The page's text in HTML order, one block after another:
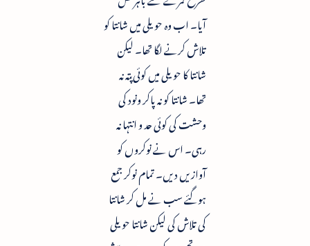
آیا۔ اب وہ حویلی میں شانتا کو
تلاش کرنے لگا تھا۔ لیکن
شانتا کا حویلی میں کوئی پتہ نہ
تھا۔ شانتا کو نہ پاکر ونود کی
وحشت کی کوئی حد و انتہا نہ
رہی۔ اس نے نوکروں کو
آوازیں دیں۔ تمام نوکر جمع
ہوگئے سب نے مل کر شانتا
کی تلاش کی لیکن شانتا حویلی